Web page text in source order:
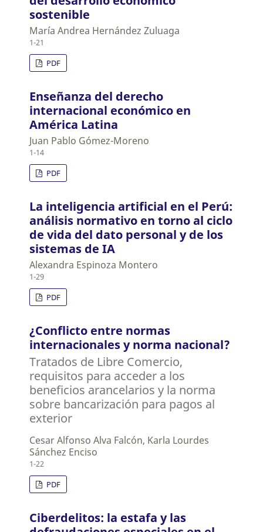
sostenible
María Andrea Hernández Zuluaga
1-21
PDF
Enseñanza del derecho
internacional económico en
América Latina
Juan Pablo Gómez-Moreno
1-14
PDF
La inteligencia artificial en el Perú:
análisis normativo en torno al ciclo
de vida del dato personal y de los
sistemas de IA
Alexandra Espinoza Montero
1-29
PDF
¿Conflicto entre normas
internacionales y norma nacional?
Tratados de Libre Comercio,
requisitos para acceder a los
beneficios arancelarios y la norma
sobre bancarización para pagos al
exterior
Cesar Alfonso Alva Falcón, Karla Lourdes
Sánchez Enciso
1-22
PDF
Ciberdelitos: la estafa y las